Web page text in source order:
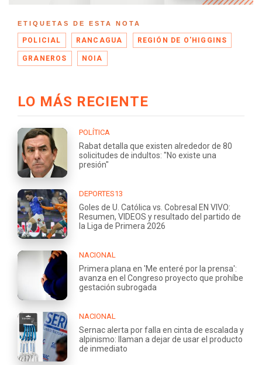
ETIQUETAS DE ESTA NOTA
POLICIAL RANCAGUA REGIÓN DE O'HIGGINS
GRANEROS NOIA
LO MÁS RECIENTE
POLÍTICA
Rabat detalla que existen alrededor de 80
solicitudes de indultos: "No existe una
presión"
DEPORTES13
Goles de U. Católica vs. Cobresal EN VIVO:
Resumen, VIDEOS y resultado del partido de
la Liga de Primera 2026
NACIONAL
Primera plana en 'Me enteré por la prensa':
avanza en el Congreso proyecto que prohíbe
gestación subrogada
NACIONAL
Sernac alerta por falla en cinta de escalada y
alpinismo: llaman a dejar de usar el producto
de inmediato